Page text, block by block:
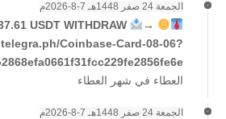
الجمعة 24 صفر 1448هـ 7-8-2026م
→
telegra.ph/Coinbase-Card-08-06?
العطاء في شهر العطاء
الجمعة 24 صفر 1448هـ 7-8-2026م